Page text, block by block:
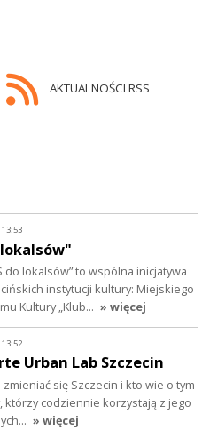
AKTUALNOŚCI RSS
do lokalsów” to wspólna inicjatywa
instytucji kultury: Miejskiego
Kultury „Klub… » więcej
Urban Lab Szczecin
zmieniać się Szczecin i kto wie o tym
którzy codziennie korzystają z jego
» więcej